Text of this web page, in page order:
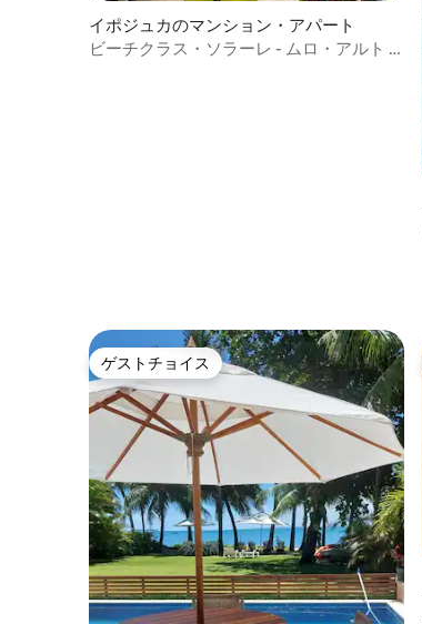
イポジュカのマンション・アパート
ビーチクラス・ソラーレ - ムロ・アルト -
ゲストチョイス
ゲストチョイス